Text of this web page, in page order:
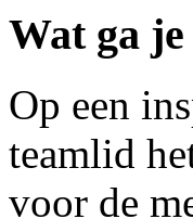
Wat ga je
Op een
teamlid
voor de